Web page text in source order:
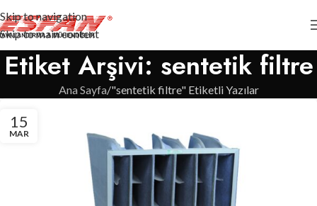
Skip to navigation
Skip to main content
Etiket Arşivi: sentetik filtre
Ana Sayfa "sentetik filtre" Etiketli Yazılar
15
MAR